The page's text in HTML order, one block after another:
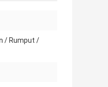
/ Rumput /